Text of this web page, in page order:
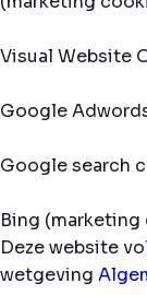
Visual Website
Google
Google search
Bing (marketing
Deze website
wetgeving